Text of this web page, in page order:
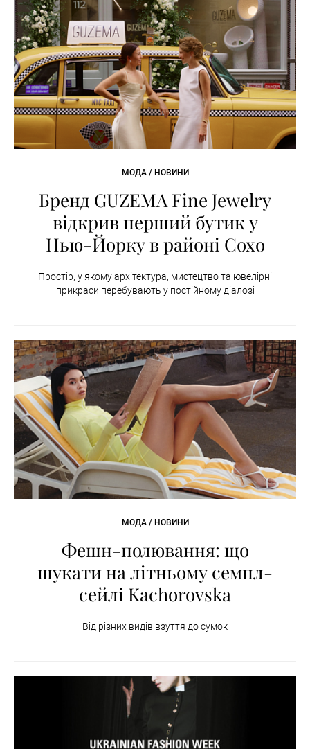
МОДА / НОВИНИ
Бренд GUZEMA Fine Jewelry
відкрив перший бутик у
Нью-Йорку в районі Сохо
Простір, у якому архітектура, мистецтво та ювелірні
прикраси перебувають у постійному діалозі
МОДА / НОВИНИ
Фешн-полювання: що
шукати на літньому семпл-
сейлі Kachorovska
Від різних видів взуття до сумок